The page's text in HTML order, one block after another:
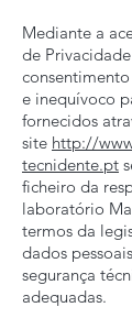
Mediante a
de
e inequívoco
fornecidos
site http://
tecnidente.pt
ficheiro da
laboratório
termos da
dados
segurança
adequadas.